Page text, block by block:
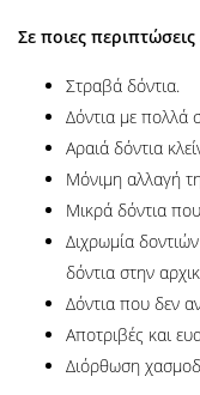
Σε ποιες
Στραβά δόντια.
Δόντια με πολλά
Αραιά δόντια
Μόνιμη αλλαγή
Μικρά δόντια
Διχρωμία
δόντια στην
Δόντια που δεν
Αποτριβές και
Διόρθωση